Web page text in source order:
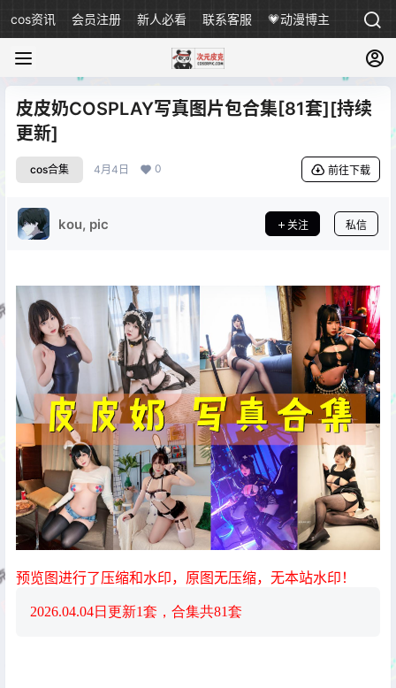
cos资讯 会员注册 新人必看 联系客服 💗动漫博主
皮皮奶COSPLAY写真图片包合集[81套][持续
更新]
cos合集 4月4日 0 前往下载
kou, pic 关注 私信
预览图进行了压缩和水印，原图无压缩，无本站水印！
2026.04.04日更新1套，合集共81套